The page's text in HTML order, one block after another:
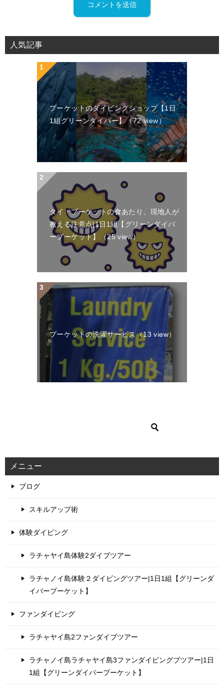
人気記事
プーケットのダイビングショップ【1日
1組グリーンダイバー】（72 view）
タイ・プーケットの食あたり、現地人が
教える注意点|1日1組【グリーンダイバ
ープーケット】
（25 view）
プーケットの洗濯サービス（13 view）
メニュー
ブログ
スキルアップ術
体験ダイビング
ラチャヤイ島体験2ダイブツアー
ラチャノイ島体験２ダイビングツアー|1日1組【グリーンダ
イバープーケット】
ファンダイビング
ラチャヤイ島2ファンダイブツアー
ラチャノイ島ラチャヤイ島3ファンダイビングブツアー|1日
1組【グリーンダイバープーケット】